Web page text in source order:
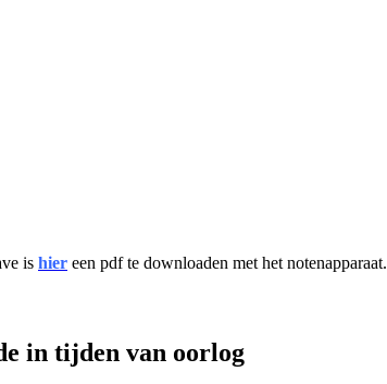
is hier een pdf te downloaden met het notenapparaat.
in tijden van oorlog